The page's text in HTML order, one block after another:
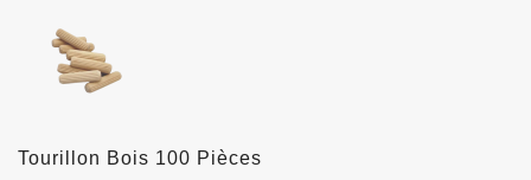
Tourillon Bois 100 Pièces